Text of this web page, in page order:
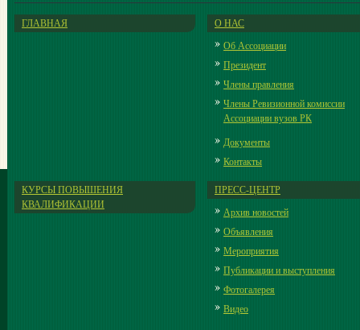
ГЛАВНАЯ
О НАС
Об Ассоциации
Президент
Члены правления
Члены Ревизионной комиссии
Ассоциации вузов РК
Документы
Контакты
КУРСЫ ПОВЫШЕНИЯ
КВАЛИФИКАЦИИ
ПРЕСС-ЦЕНТР
Архив новостей
Объявления
Мероприятия
Публикации и выступления
Фотогалерея
Видео